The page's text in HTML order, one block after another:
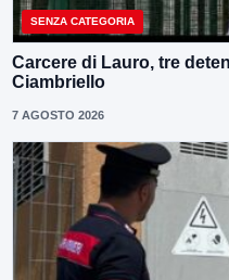
SENZA CATEGORIA
Carcere di Lauro, tre
Ciambriello
7 AGOSTO 2026